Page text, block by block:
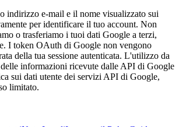
indirizzo e-mail e il nome visualizzato sui
per identificare il tuo account. Non
o trasferiamo i tuoi dati Google a terzi,
I token OAuth di Google non vengono
della tua sessione autenticata. L'utilizzo da
informazioni ricevute dalle API di Google
sui dati utente dei servizi API di Google,
limitato.